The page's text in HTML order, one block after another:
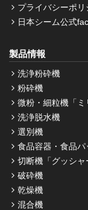
プライバシーポリ
日本シーム公式
製品情報
洗浄粉砕機
粉砕機
微粉・細粒機「ミ
洗浄脱水機
選別機
食品容器・食品パ
切断機「グッシャ
破砕機
乾燥機
混合機